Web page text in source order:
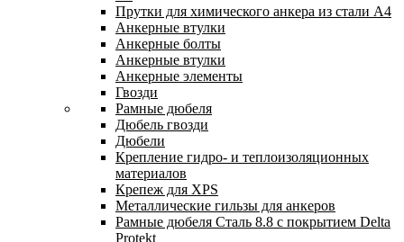
Прутки для химического анкера из стали А4
Анкерные втулки
Анкерные болты
Анкерные втулки
Анкерные элементы
Гвозди
Рамные дюбеля
Дюбель гвозди
Дюбели
Крепление гидро- и теплоизоляционных
материалов
Крепеж для XPS
Металлические гильзы для анкеров
Рамные дюбеля Сталь 8.8 с покрытием Delta
Protekt